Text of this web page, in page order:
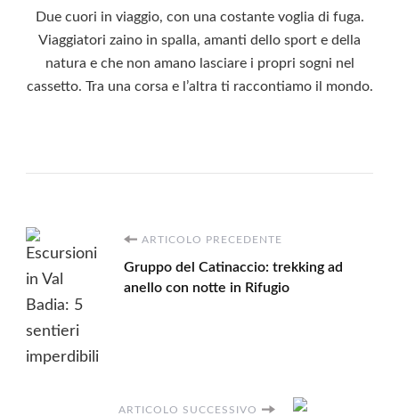
Due cuori in viaggio, con una costante voglia di fuga.
Viaggiatori zaino in spalla, amanti dello sport e della
natura e che non amano lasciare i propri sogni nel
cassetto. Tra una corsa e l’altra ti raccontiamo il mondo.
Navigazione
articoli
ARTICOLO PRECEDENTE
Gruppo del Catinaccio: trekking ad
anello con notte in Rifugio
ARTICOLO SUCCESSIVO